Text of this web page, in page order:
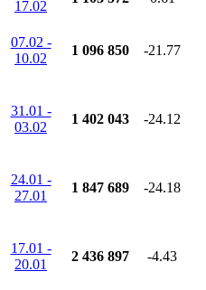
17.02
07.02 -
10.02
1 096 850 -21.77
31.01 -
03.02
1 402 043 -24.12
24.01 -
27.01
1 847 689 -24.18
17.01 -
20.01
2 436 897 -4.43